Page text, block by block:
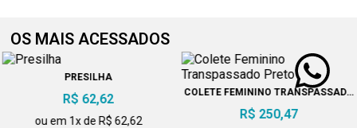
OS MAIS ACESSADOS
PRESILHA
R$ 62,62
ou em 1x de R$ 62,62
COLETE FEMININO TRANSPASSADO
R$ 250,47